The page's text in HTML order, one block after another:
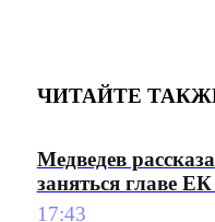
ЧИТАЙТЕ
Медведев
заняться главе
17:43